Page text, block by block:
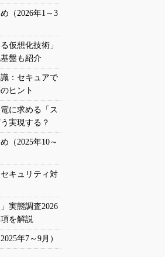
（2026年1～3
仮想化技術」
盤も紹介
：セキュアで
ヒント
に求める「ス
実現する？
（2025年10～
キュリティ対
実態調査2026
を解説
年7～9月）